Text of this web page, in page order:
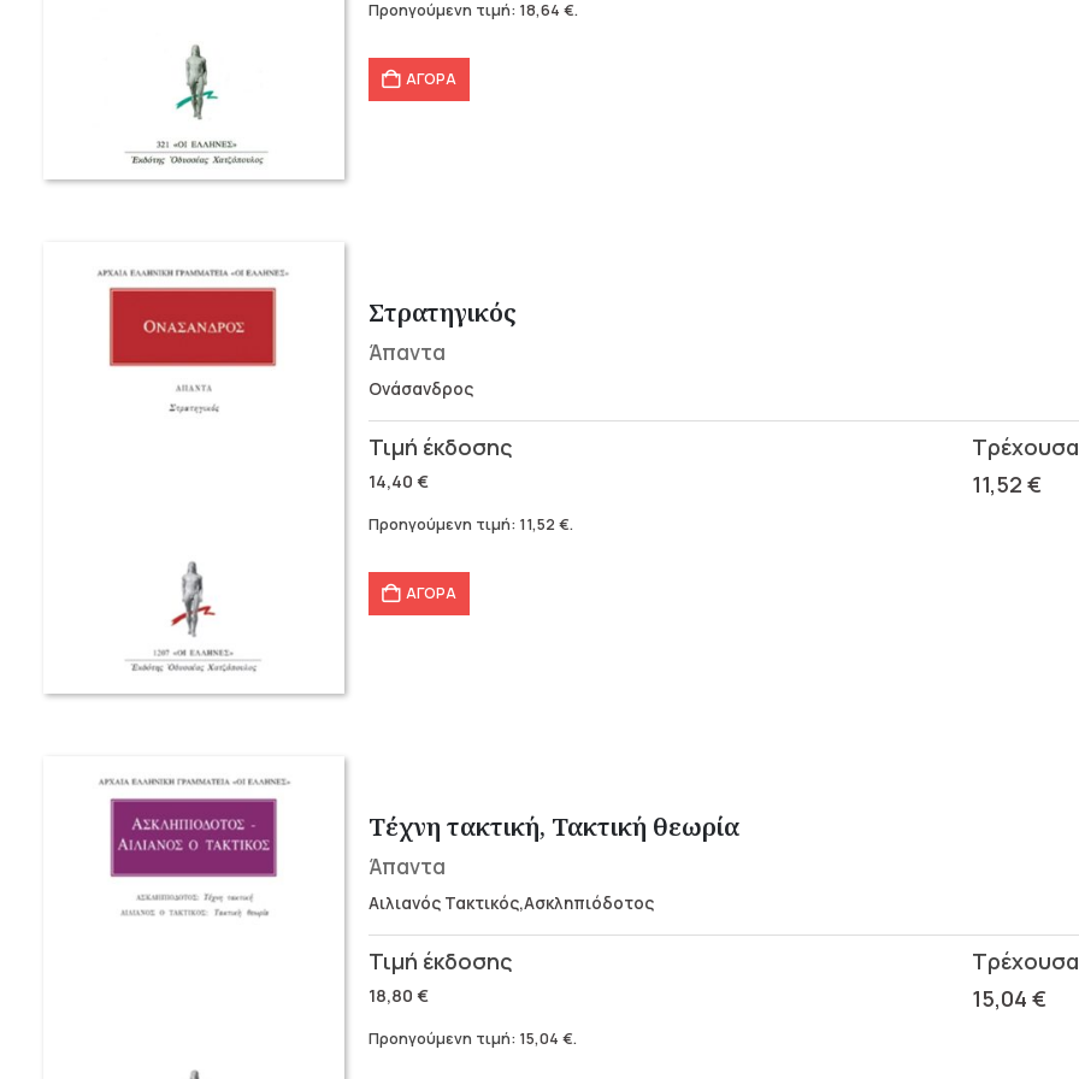
18,64 €.
Προηγούμενη τιμή: 18,64 €.
ΑΓΟΡΑ
Στρατηγικός
Άπαντα
Ονάσανδρος
14,40 €
Original
price
was:
11,52 €
Η
τρέχουσα
τιμή
11,52 €.
Προηγούμενη τιμή: 11,52 €.
ΑΓΟΡΑ
Τέχνη τακτική, Τακτική θεωρία
Άπαντα
Αιλιανός Τακτικός,Ασκληπιόδοτος
18,80 €
Original
price
was:
15,04 €
Η
τρέχουσα
τιμή
Προηγούμενη τιμή: 15,04 €.